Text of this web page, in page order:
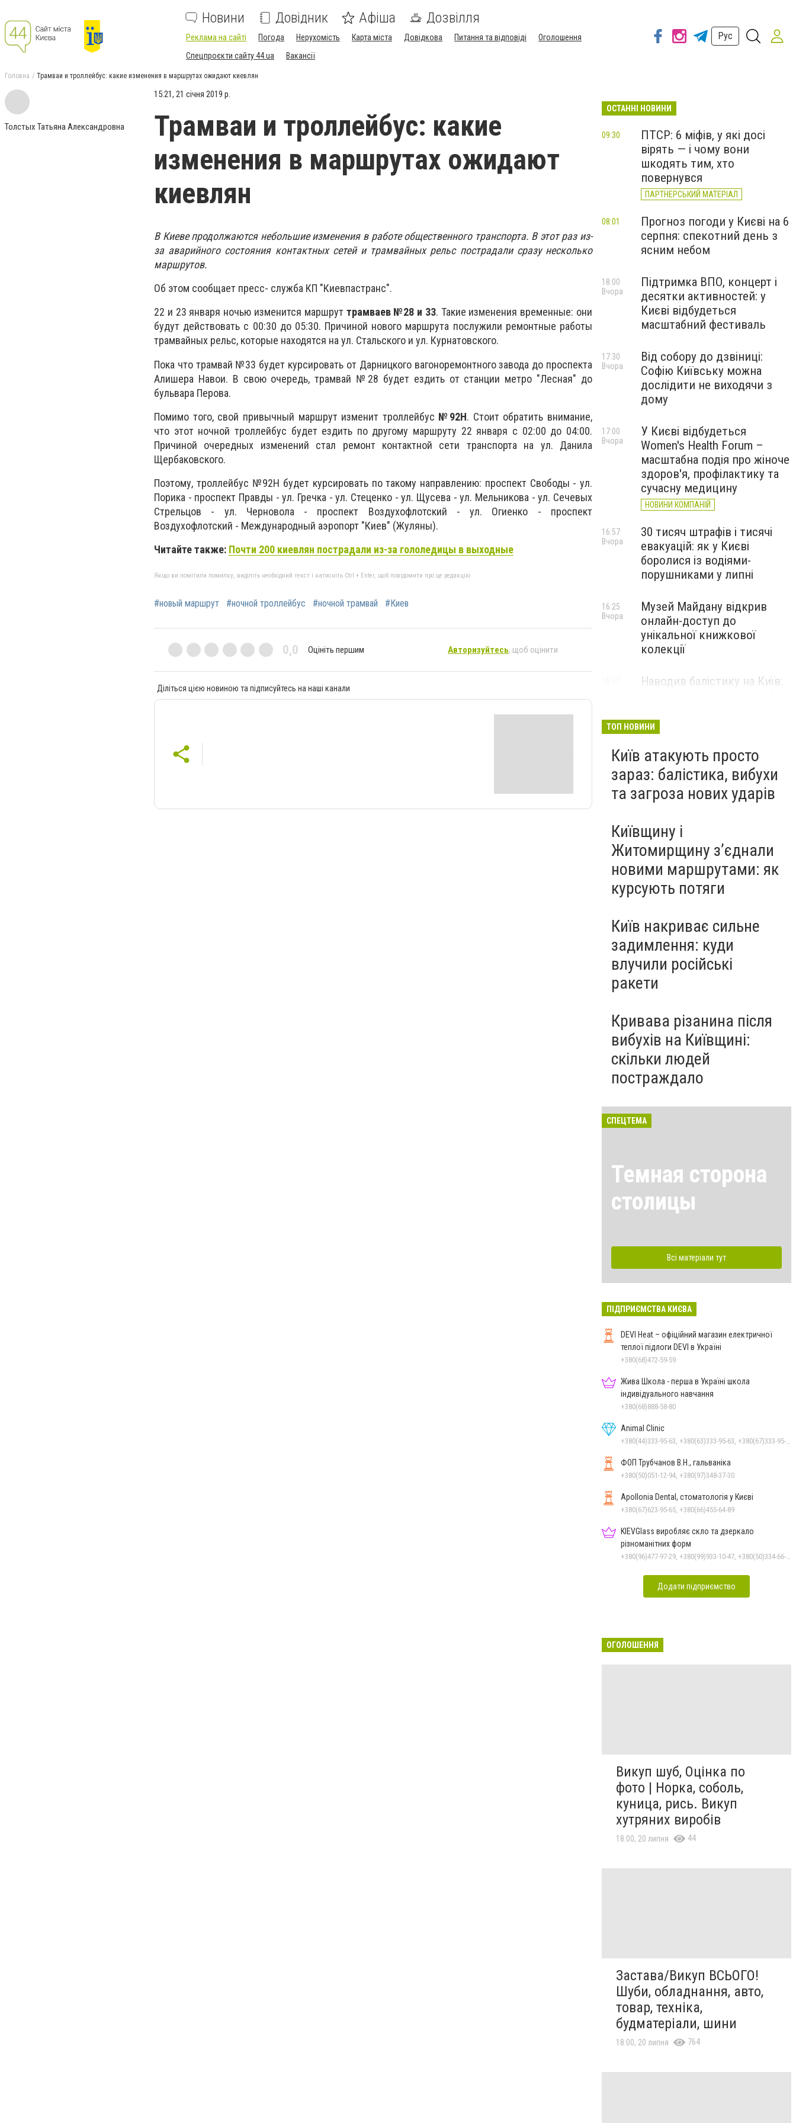
Новини Довідник Афіша Дозвілля
Реклама на сайті Погода Нерухомість Карта міста Довідкова Питання та відповіді
Оголошення
Спецпроєкти сайту 44.ua
Вакансії
Рус
Головна Трамваи и троллейбус: какие изменения в маршрутах ожидают киевлян
Толстых Татьяна Александровна
15:21, 21 січня 2019 р.
Трамваи и троллейбус: какие
изменения в маршрутах ожидают
киевлян
В Киеве продолжаются небольшие изменения в работе общественного транспорта. В этот раз из-
за аварийного состояния контактных сетей и трамвайных рельс пострадали сразу несколько
маршрутов.
Об этом сообщает пресс- служба КП "Киевпастранс".
22 и 23 января ночью изменится маршрут трамваев №28 и 33. Такие изменения временные: они
будут действовать с 00:30 до 05:30. Причиной нового маршрута послужили ремонтные работы
трамвайных рельс, которые находятся на ул. Стальского и ул. Курнатовского.
Пока что трамвай №33 будет курсировать от Дарницкого вагоноремонтного завода до проспекта
Алишера Навои. В свою очередь, трамвай №28 будет ездить от станции метро "Лесная" до
бульвара Перова.
Помимо того, свой привычный маршрут изменит троллейбус №92Н. Стоит обратить внимание,
что этот ночной троллейбус будет ездить по другому маршруту 22 января с 02:00 до 04:00.
Причиной очередных изменений стал ремонт контактной сети транспорта на ул. Данила
Щербаковского.
Поэтому, троллейбус №92Н будет курсировать по такому направлению: проспект Свободы - ул.
Порика - проспект Правды - ул. Гречка - ул. Стеценко - ул. Щусева - ул. Мельникова - ул. Сечевых
Стрельцов - ул. Черновола - проспект Воздухофлотский - ул. Огиенко - проспект
Воздухофлотский - Международный аэропорт "Киев" (Жуляны).
Читайте также: Почти 200 киевлян пострадали из-за гололедицы в выходные
Якщо ви помітили помилку, виділіть необхідний текст і натисніть Ctrl + Enter, щоб повідомити про це редакцію
#новый маршрут #ночной троллейбус #ночной трамвай #Киев
0,0 Оцініть першим Авторизуйтесь, щоб оцінити
Діліться цією новиною та підписуйтесь на наші канали
ОСТАННІ НОВИНИ
ПТСР: 6 міфів, у які досі
вірять — і чому вони
шкодять тим, хто
повернувся
ПАРТНЕРСЬКИЙ МАТЕРІАЛ
09:30
Прогноз погоди у Києві на 6
серпня: спекотний день з
ясним небом
08:01
Підтримка ВПО, концерт і
десятки активностей: у
Києві відбудеться
масштабний фестиваль
18:00
Вчора
Від собору до дзвіниці:
Софію Київську можна
дослідити не виходячи з
дому
17:30
Вчора
У Києві відбудеться
Women's Health Forum –
масштабна подія про жіноче
здоров'я, профілактику та
сучасну медицину
НОВИНИ КОМПАНІЙ
17:00
Вчора
30 тисяч штрафів і тисячі
евакуацій: як у Києві
боролися із водіями-
порушниками у липні
16:57
Вчора
Музей Майдану відкрив
онлайн-доступ до
унікальної книжкової
колекції
16:25
Вчора
Наводив балістику на Київ:
ТОП НОВИНИ
Київ атакують просто
зараз: балістика, вибухи
та загроза нових ударів
Київщину і
Житомирщину з’єднали
новими маршрутами: як
курсують потяги
Київ накриває сильне
задимлення: куди
влучили російські
ракети
Кривава різанина після
вибухів на Київщині:
скільки людей
постраждало
СПЕЦТЕМА
Темная сторона
столицы
Всі матеріали тут
ПІДПРИЄМСТВА КИЄВА
DEVI Heat – офіційний магазин електричної
теплої підлоги DEVI в Україні
+380(68)472-59-59
Жива Школа - перша в Україні школа
індивідуального навчання
+380(68)888-58-80
Animal Clinic
ФОП Трубчанов В.Н., гальваніка
+380(50)051-12-94, +380(97)348-37-30
Apollonia Dental, стоматологія у Києві
+380(67)623-95-65, +380(66)455-64-89
KIEVGlass виробляє скло та дзеркало
різноманітних форм
Додати підприємство
ОГОЛОШЕННЯ
Викуп шуб, Оцінка по
фото | Норка, соболь,
куница, рись. Викуп
хутряних виробів
18:00, 20 липня 44
Застава/Викуп ВСЬОГО!
Шуби, обладнання, авто,
товар, техніка,
будматеріали, шини
18:00, 20 липня 764